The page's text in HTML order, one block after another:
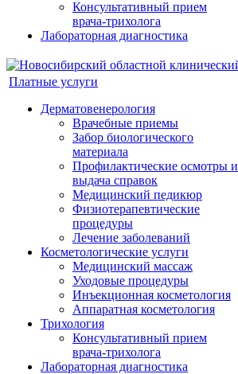
Консультативный прием
врача-трихолога
Лабораторная диагностика
Платные услуги
Дерматовенерология
Врачебные приемы
Забор биологического
материала
Профилактические осмотры и
выдача справок
Медицинский педикюр
Физиотерапевтические
процедуры
Лечение заболеваний
Косметологические услуги
Медицинский массаж
Уходовые процедуры
Инъекционная косметология
Аппаратная косметология
Трихология
Консультативный прием
врача-трихолога
Лабораторная диагностика